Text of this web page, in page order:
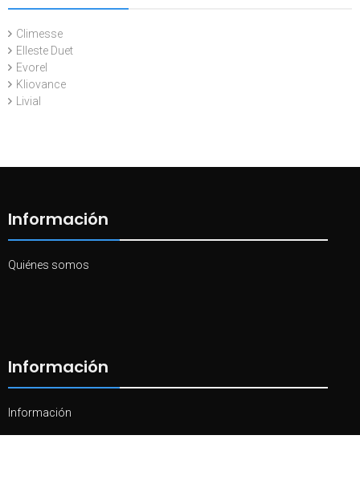
Climesse
Elleste Duet
Evorel
Kliovance
Livial
Información
Quiénes somos
Información
Información